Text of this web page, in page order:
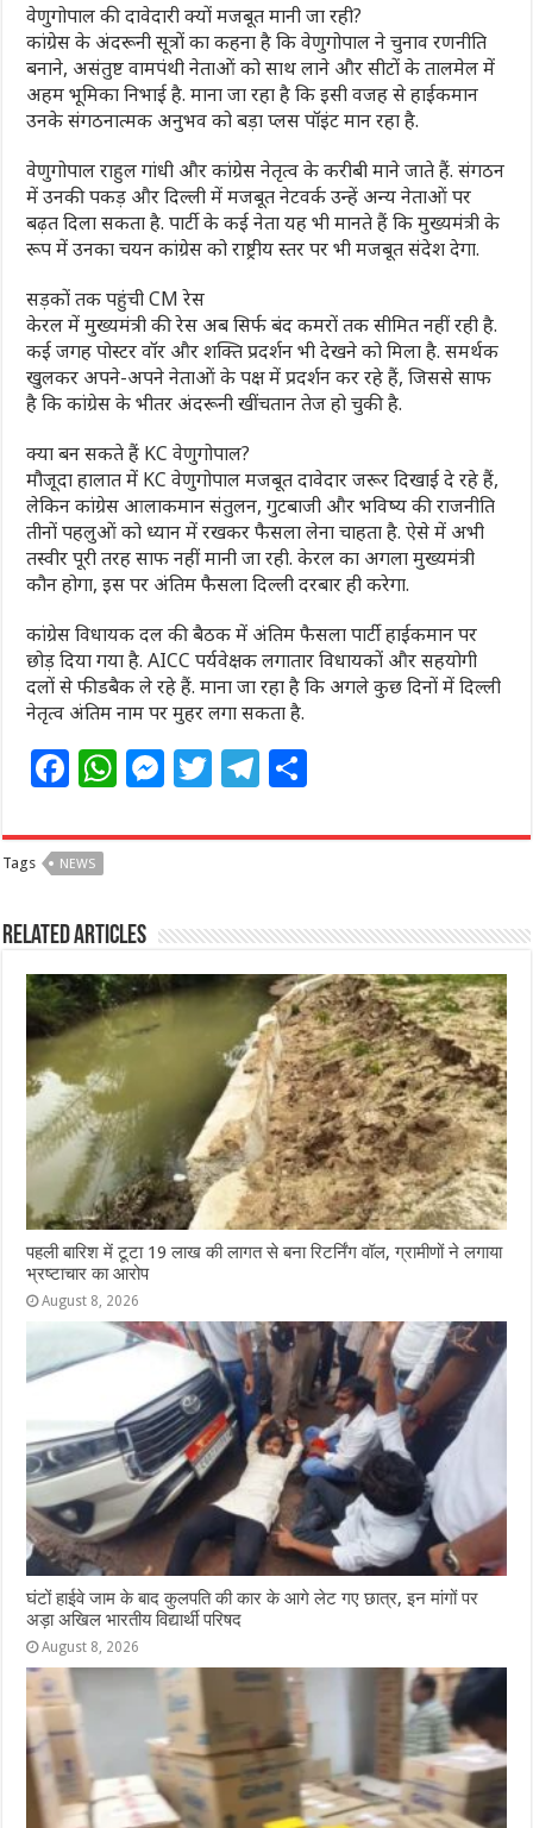
वेणुगोपाल की दावेदारी क्यों मजबूत मानी जा रही?
कांग्रेस के अंदरूनी सूत्रों का कहना है कि वेणुगोपाल ने चुनाव रणनीति
बनाने, असंतुष्ट वामपंथी नेताओं को साथ लाने और सीटों के तालमेल में
अहम भूमिका निभाई है. माना जा रहा है कि इसी वजह से हाईकमान
उनके संगठनात्मक अनुभव को बड़ा प्लस पॉइंट मान रहा है.
वेणुगोपाल राहुल गांधी और कांग्रेस नेतृत्व के करीबी माने जाते हैं. संगठन
में उनकी पकड़ और दिल्ली में मजबूत नेटवर्क उन्हें अन्य नेताओं पर
बढ़त दिला सकता है. पार्टी के कई नेता यह भी मानते हैं कि मुख्यमंत्री के
रूप में उनका चयन कांग्रेस को राष्ट्रीय स्तर पर भी मजबूत संदेश देगा.
सड़कों तक पहुंची CM रेस
केरल में मुख्यमंत्री की रेस अब सिर्फ बंद कमरों तक सीमित नहीं रही है.
कई जगह पोस्टर वॉर और शक्ति प्रदर्शन भी देखने को मिला है. समर्थक
खुलकर अपने-अपने नेताओं के पक्ष में प्रदर्शन कर रहे हैं, जिससे साफ
है कि कांग्रेस के भीतर अंदरूनी खींचतान तेज हो चुकी है.
क्या बन सकते हैं KC वेणुगोपाल?
मौजूदा हालात में KC वेणुगोपाल मजबूत दावेदार जरूर दिखाई दे रहे हैं,
लेकिन कांग्रेस आलाकमान संतुलन, गुटबाजी और भविष्य की राजनीति
तीनों पहलुओं को ध्यान में रखकर फैसला लेना चाहता है. ऐसे में अभी
तस्वीर पूरी तरह साफ नहीं मानी जा रही. केरल का अगला मुख्यमंत्री
कौन होगा, इस पर अंतिम फैसला दिल्ली दरबार ही करेगा.
कांग्रेस विधायक दल की बैठक में अंतिम फैसला पार्टी हाईकमान पर
छोड़ दिया गया है. AICC पर्यवेक्षक लगातार विधायकों और सहयोगी
दलों से फीडबैक ले रहे हैं. माना जा रहा है कि अगले कुछ दिनों में दिल्ली
नेतृत्व अंतिम नाम पर मुहर लगा सकता है.
F
c
e
b
o
o
k
W
at
A
p
p
M
ss
n
g
e
r
T
itt
r
T
e
ra
m
ar
Tags NEWS
Related Articles
पहली बारिश में टूटा 19 लाख की लागत से बना रिटर्निंग वॉल, ग्रामीणों ने लगाया
भ्रष्टाचार का आरोप
August 8, 2026
घंटों हाईवे जाम के बाद कुलपति की कार के आगे लेट गए छात्र, इन मांगों पर
अड़ा अखिल भारतीय विद्यार्थी परिषद
August 8, 2026